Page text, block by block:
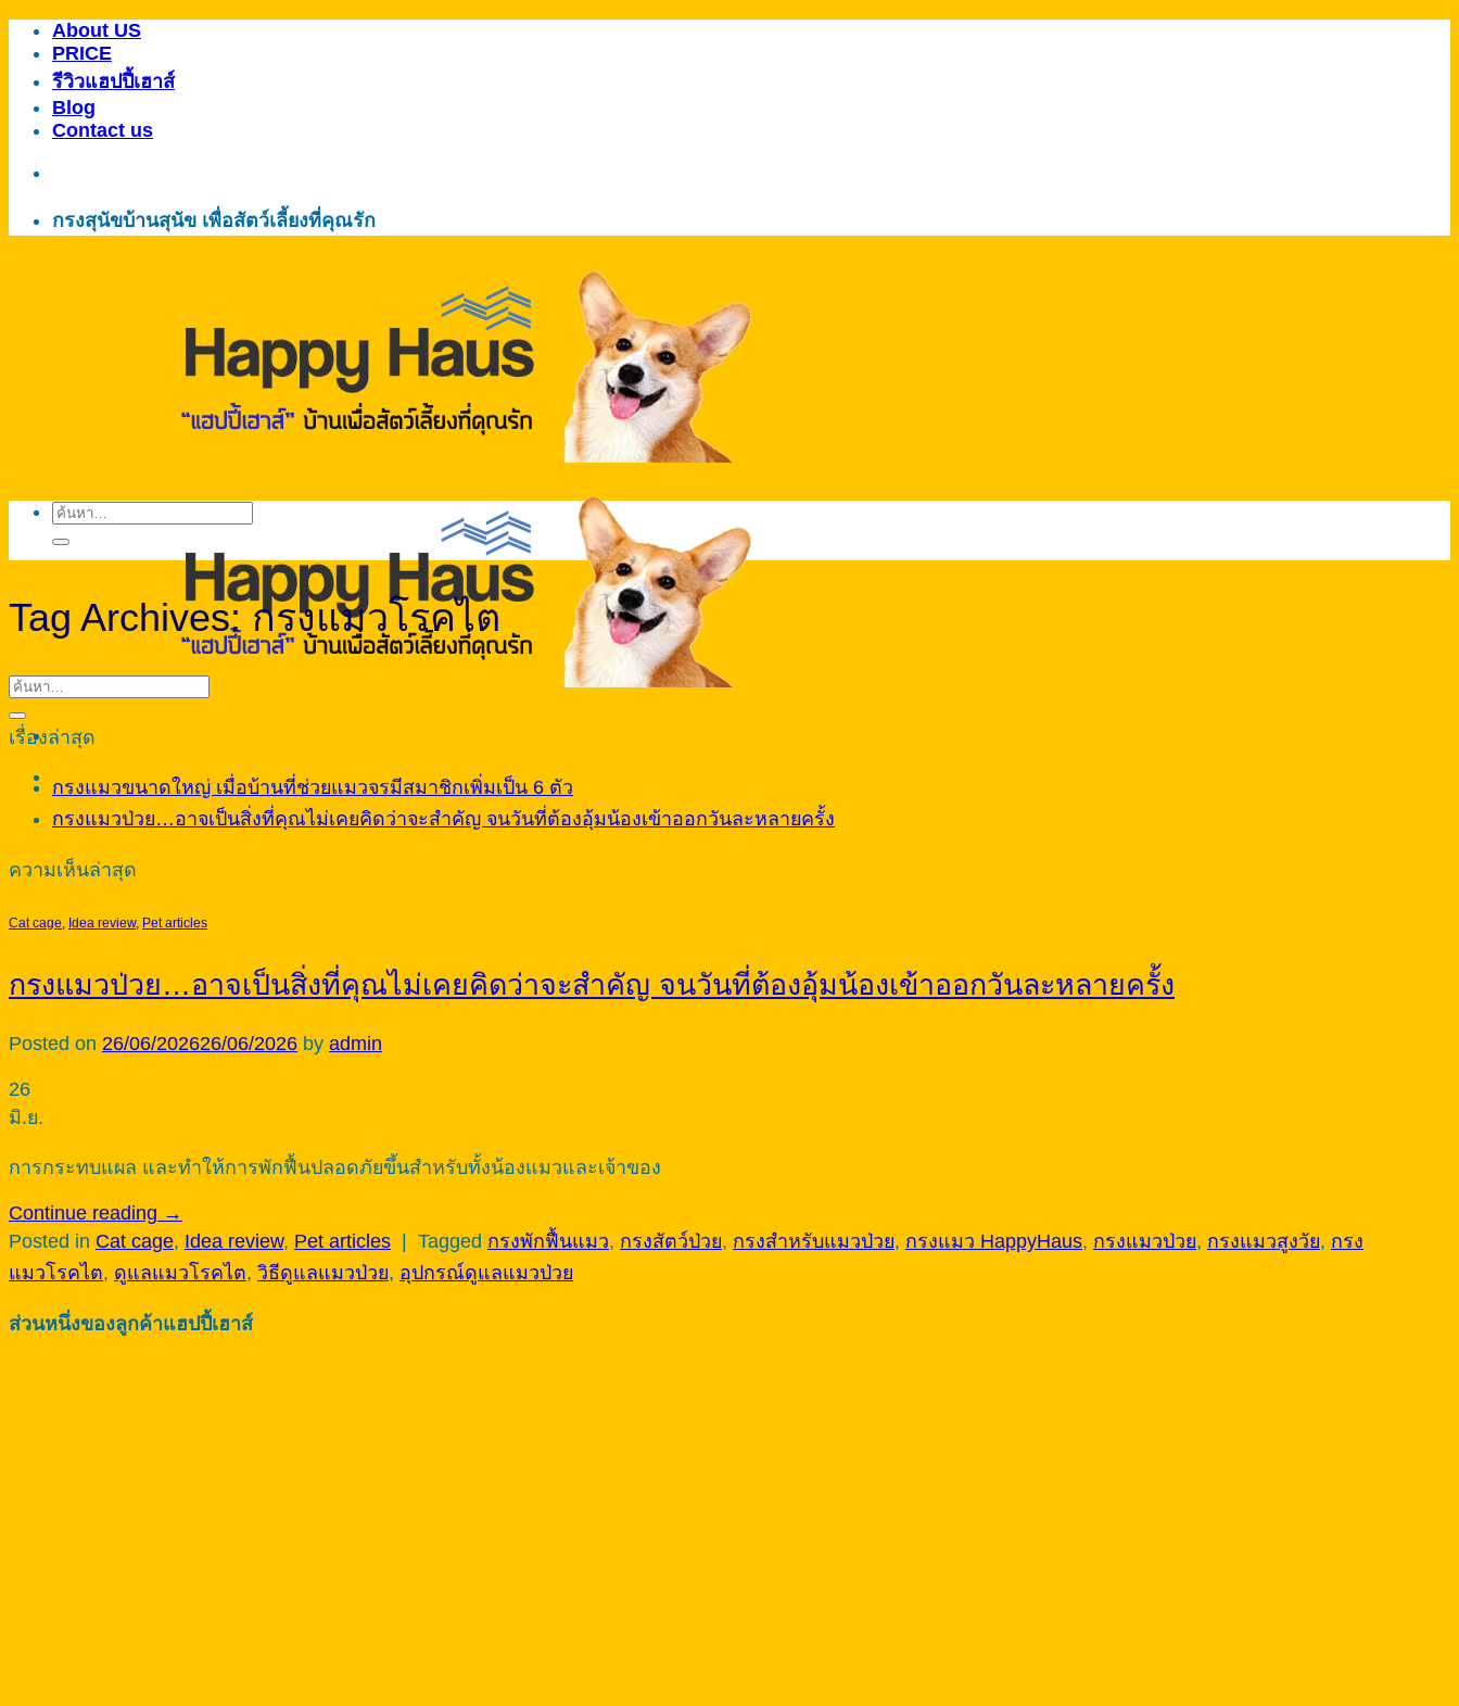
ข้าม
เนื้อหา
About US
PRICE
รีวิวแฮปปี้เฮาส์
Blog
Contact us
กรงสุนัขบ้านสุนัข เพื่อสัตว์เลี้ยงที่คุณรัก
ค้นหา:
Tag Archives: กรงแมวโรคไต
เรื่องล่าสุด
กรงแมวขนาดใหญ่ เมื่อบ้านที่ช่วยแมวจรมีสมาชิกเพิ่มเป็น 6 ตัว
กรงแมวป่วย…อาจเป็นสิ่งที่คุณไม่เคยคิดว่าจะสำคัญ จนวันที่ต้องอุ้มน้องเข้าออกวันละหลายครั้ง
ความเห็นล่าสุด
Cat cage, Idea review, Pet articles
กรงแมวป่วย…อาจเป็นสิ่งที่คุณไม่เคยคิดว่าจะสำคัญ จนวันที่ต้องอุ้มน้องเข้าออกวันละหลายครั้ง
Posted on 26/06/202626/06/2026 by admin
26
มิ.ย.
การกระทบแผล และทำให้การพักฟื้นปลอดภัยขึ้นสำหรับทั้งน้องแมวและเจ้าของ
Continue reading →
Posted in Cat cage, Idea review, Pet articles Tagged กรงพักฟื้นแมว, กรงสัตว์ป่วย, กรงสำหรับแมวป่วย, กรงแมว HappyHaus, กรงแมวป่วย, กรงแมวสูงวัย, กรง
แมวโรคไต, ดูแลแมวโรคไต, วิธีดูแลแมวป่วย, อุปกรณ์ดูแลแมวป่วย
ส่วนหนึ่งของลูกค้าแฮปปี้เฮาส์